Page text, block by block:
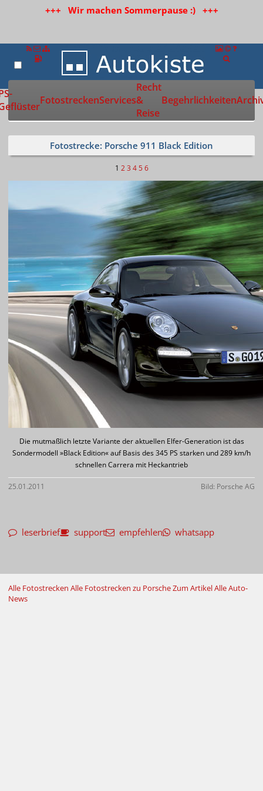
+++ Wir machen Sommerpause :) +++
Zur Startseite
FotostreckenServices
Recht
&
Reise
Begehrlichkeiten
Fotostrecke: Porsche 911 Black Edition
1 2 3 4 5 6
Die mutmaßlich letzte Variante der aktuellen Elfer-Generation ist das
Sondermodell »Black Edition« auf Basis des 345 PS starken und 289 km/h
schnellen Carrera mit Heckantrieb
25.01.2011 Bild: Porsche AG
leserbrief support empfehlen whatsapp
Alle Fotostrecken Alle Fotostrecken zu PorscheZum ArtikelAlle Auto-
News